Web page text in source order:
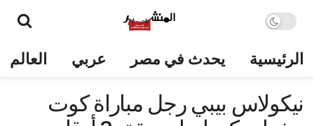
الرئيسية يحدث في مصر عربي العالم
نيكولاس بيبي رجل مباراة كوت